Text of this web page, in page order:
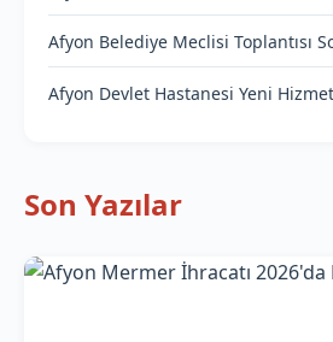
Afyon Belediye Meclisi Toplantısı
Afyon Devlet Hastanesi Yeni
Son Yazılar